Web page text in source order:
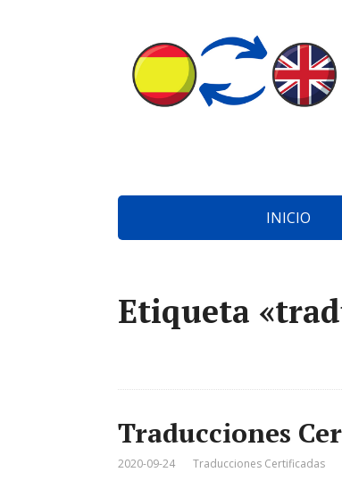
INICIO
Etiqueta
Traducciones
2020-09-24 Traducciones Certificadas